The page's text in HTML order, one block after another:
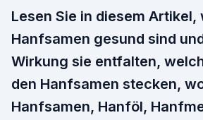
Lesen Sie in diesem Artikel,
Hanfsamen gesund sind
Wirkung sie entfalten,
den Hanfsamen stecken,
Hanfsamen, Hanföl,